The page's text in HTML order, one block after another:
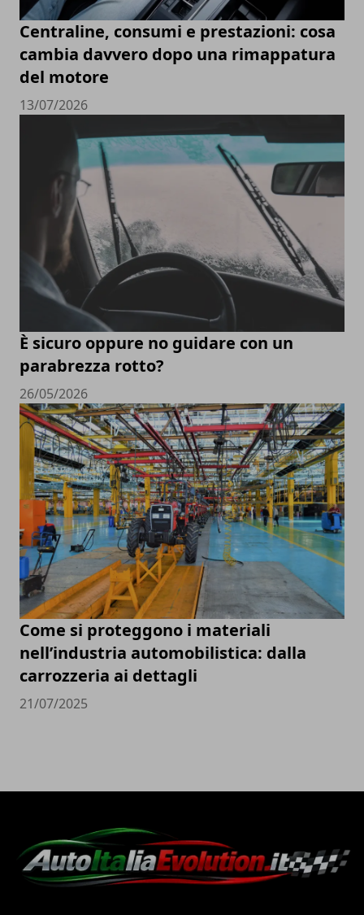
Centraline, consumi e prestazioni: cosa
cambia davvero dopo una rimappatura
del motore
13/07/2026
È sicuro oppure no guidare con un
parabrezza rotto?
26/05/2026
Come si proteggono i materiali
nell’industria automobilistica: dalla
carrozzeria ai dettagli
21/07/2025